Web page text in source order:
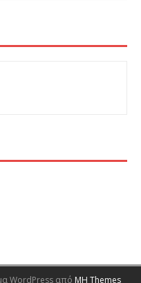
WordPress από MH Themes